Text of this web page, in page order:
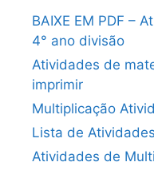
BAIXE EM PDF –
4° ano divisão
Atividades de
imprimir
Multiplicação
Lista de
Atividades de